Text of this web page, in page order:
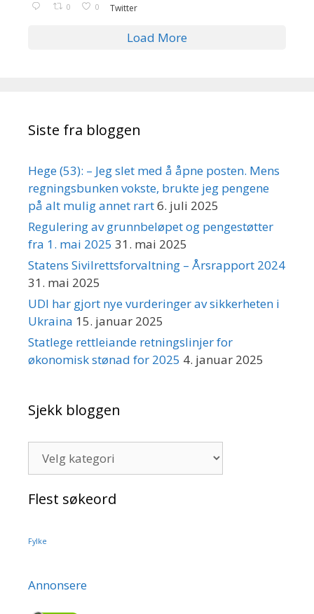
0 0 Twitter
Load More
Siste fra bloggen
Hege (53): – Jeg slet med å åpne posten. Mens
regningsbunken vokste, brukte jeg pengene
på alt mulig annet rart6. juli 2025
Regulering av grunnbeløpet og pengestøtter
fra 1. mai 2025 31. mai 2025
Statens Sivilrettsforvaltning – Årsrapport 2024
31. mai 2025
UDI har gjort nye vurderinger av sikkerheten i
Ukraina 15. januar 2025
Statlege rettleiande retningslinjer for
økonomisk stønad for 2025 4. januar 2025
Sjekk bloggen
bloggen
Flest søkeord
Fylke
Annonsere